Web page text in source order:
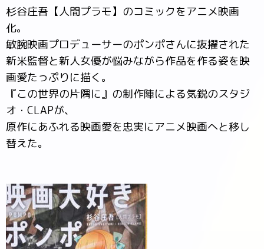
杉谷庄吾【人間プラモ】のコミックをアニメ映画
化。
敏腕映画プロデューサーのポンポさんに抜擢された
新米監督と新人女優が悩みながら作品を作る姿を映
画愛たっぷりに描く。
『この世界の片隅に』の制作陣による気鋭のスタジ
オ・CLAPが、
原作にあふれる映画愛を忠実にアニメ映画へと移し
替えた。